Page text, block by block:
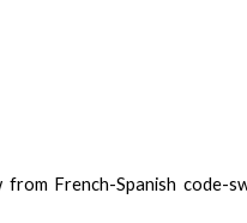
French-Spanish code-